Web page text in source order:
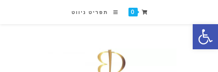
פתח סרגל נגישות
0 תפריט ניווט